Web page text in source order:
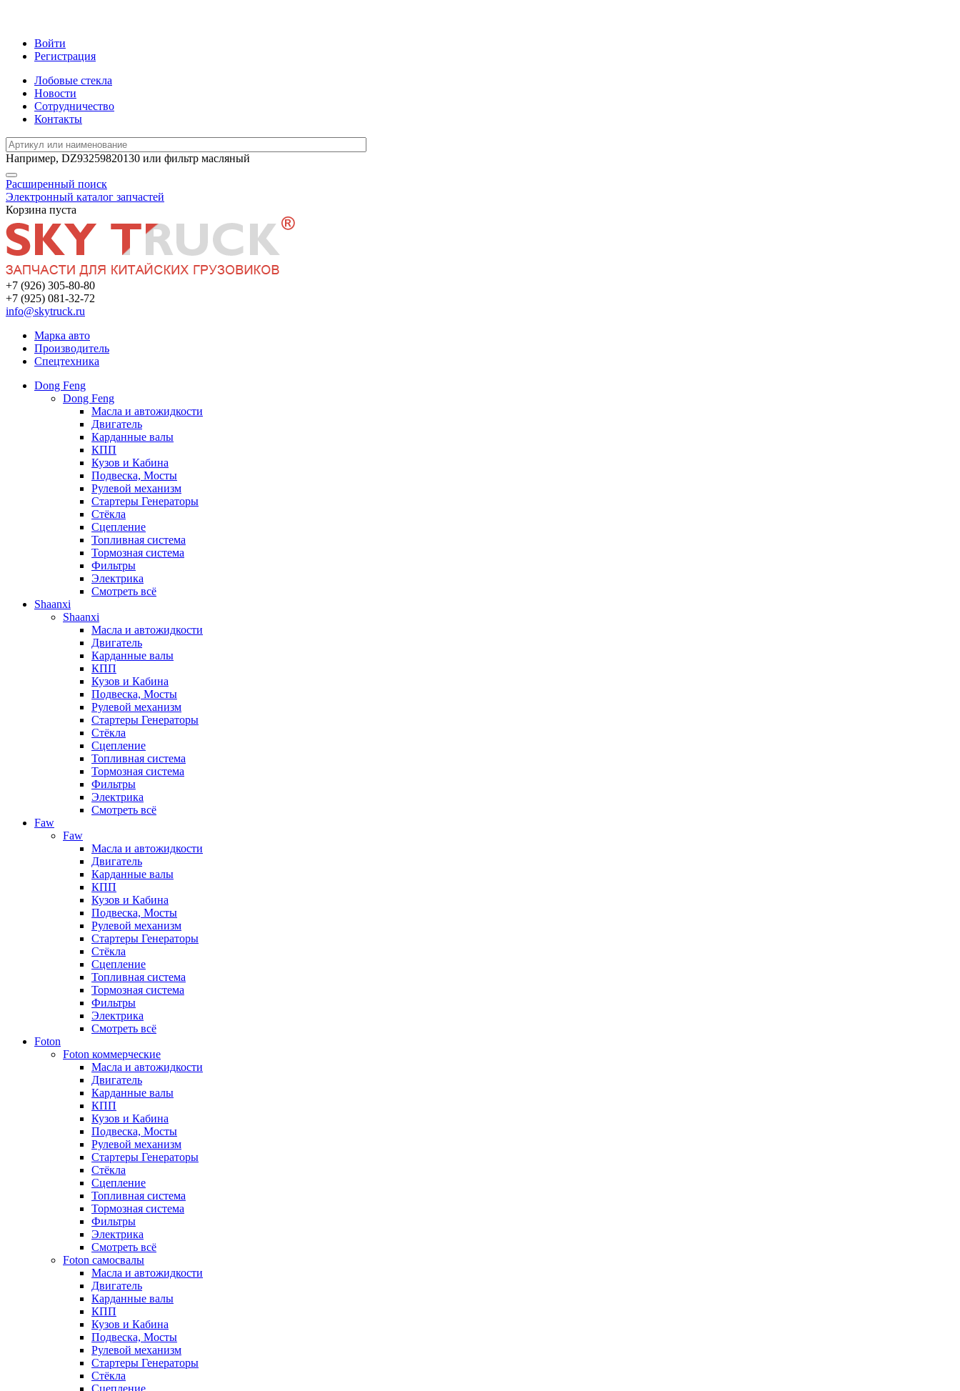
Войти
Регистрация
Лобовые стекла
Новости
Сотрудничество
Контакты
Например, DZ93259820130 или фильтр масляный
Расширенный поиск
Электронный каталог запчастей
Корзина пуста
+7 (926) 305-80-80
+7 (925) 081-32-72
info@skytruck.ru
Марка авто
Производитель
Спецтехника
Dong Feng
Dong Feng
Масла и автожидкости
Двигатель
Карданные валы
КПП
Кузов и Кабина
Подвеска, Мосты
Рулевой механизм
Стартеры Генераторы
Стёкла
Сцепление
Топливная система
Тормозная система
Фильтры
Электрика
Смотреть всё
Shaanxi
Shaanxi
Масла и автожидкости
Двигатель
Карданные валы
КПП
Кузов и Кабина
Подвеска, Мосты
Рулевой механизм
Стартеры Генераторы
Стёкла
Сцепление
Топливная система
Тормозная система
Фильтры
Электрика
Смотреть всё
Faw
Faw
Масла и автожидкости
Двигатель
Карданные валы
КПП
Кузов и Кабина
Подвеска, Мосты
Рулевой механизм
Стартеры Генераторы
Стёкла
Сцепление
Топливная система
Тормозная система
Фильтры
Электрика
Смотреть всё
Foton
Foton коммерческие
Масла и автожидкости
Двигатель
Карданные валы
КПП
Кузов и Кабина
Подвеска, Мосты
Рулевой механизм
Стартеры Генераторы
Стёкла
Сцепление
Топливная система
Тормозная система
Фильтры
Электрика
Смотреть всё
Foton самосвалы
Масла и автожидкости
Двигатель
Карданные валы
КПП
Кузов и Кабина
Подвеска, Мосты
Рулевой механизм
Стартеры Генераторы
Стёкла
Сцепление